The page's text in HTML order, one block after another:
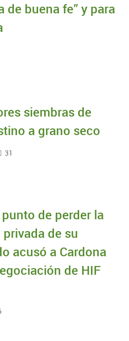
de buena fe” y para
siembras de
a grano seco
31
de perder la
de su
acusó a Cardona
de HIF